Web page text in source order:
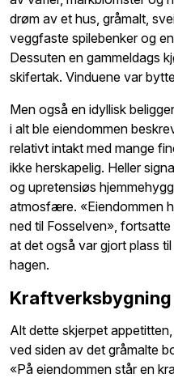
drøm av et hus, gråmalt,
veggfaste spilebenker og
Dessuten en gammeldags
skifertak. Vinduene var
Men også en idyllisk
i alt ble eiendommen
relativt intakt med mange
ikke herskapelig. Heller
og upretensiøs
atmosfære. «Eiendommen
ned til Fosselven»,
at det også var gjort plass
hagen.
Kraftverksbygning
Alt dette skjerpet
ved siden av det gråmalte
«På eiendommen står en